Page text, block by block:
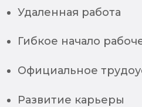
Удаленная работа
Гибкое начало
Официальное
Развитие карьеры